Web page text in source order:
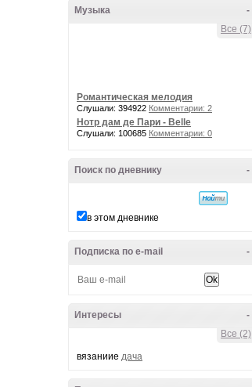
-
Музыка
Все (7)
Романтическая мелодия
Слушали: 394922 Комментарии: 2
Нотр дам де Пари - Belle
Слушали: 100685 Комментарии: 0
-
Поиск по дневнику
в этом дневнике
-
Подписка по e-mail
-
Интересы
Все (2)
вязаниие дача